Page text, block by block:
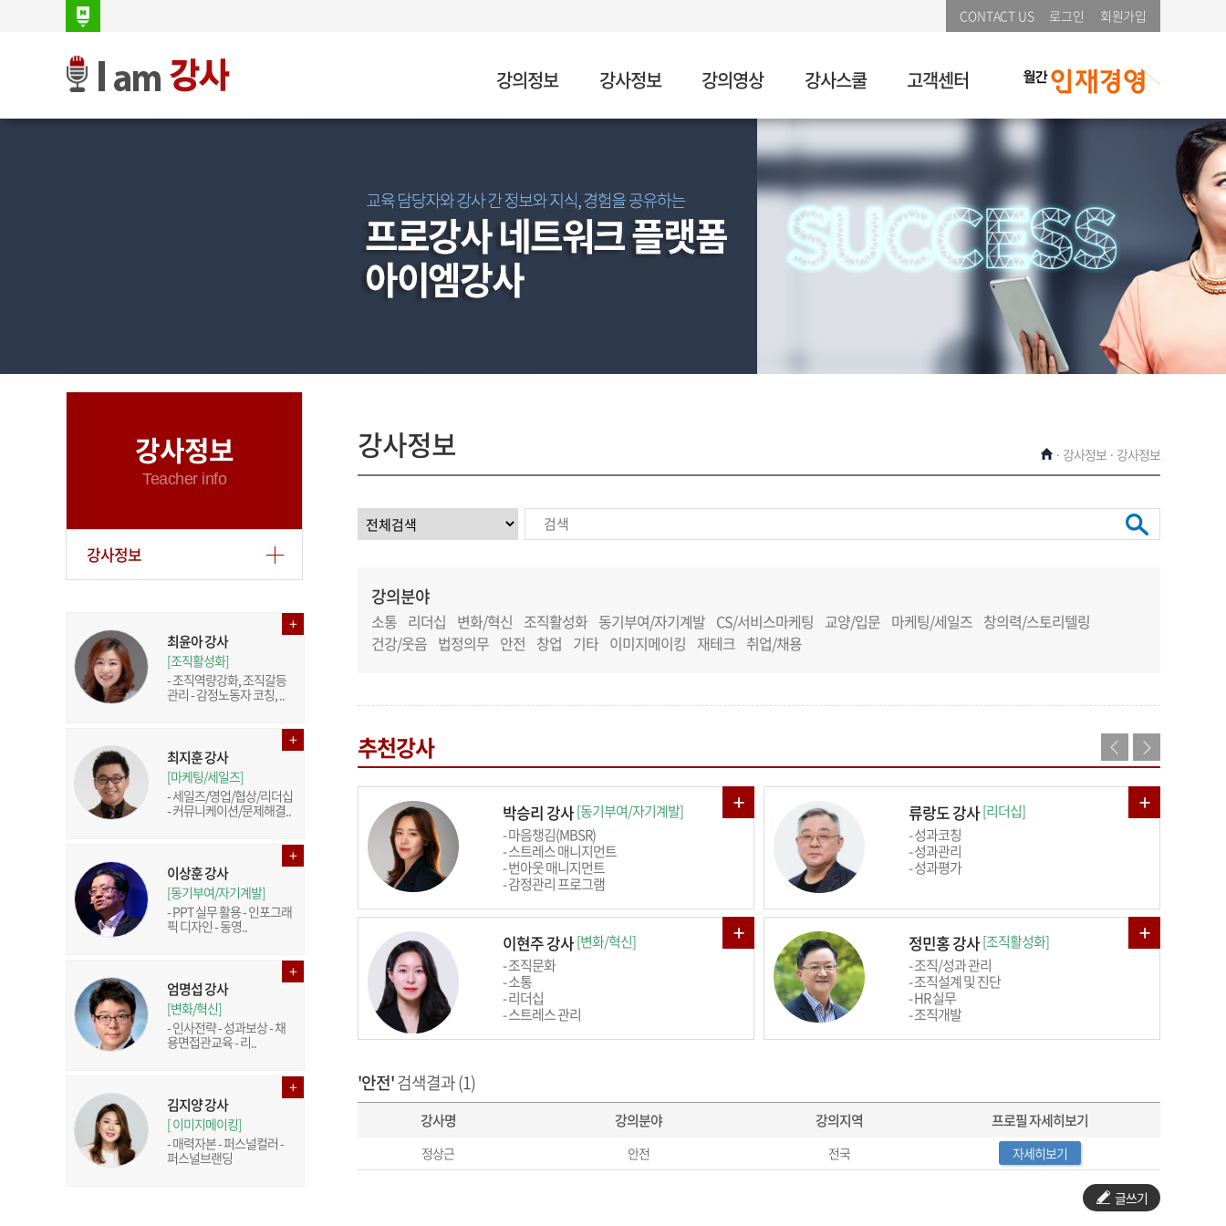
CONTACT US 로그인 회원가입
강의정보 강사정보 강의영상 강사스쿨 고객센터
강사정보
Teacher info
강사정보
최윤아 강사
[조직활성화]
- 조직역량강화, 조직갈등
관리 - 감정노동자 코칭, ..
최지훈 강사
[마케팅/세일즈]
- 세일즈/영업/협상/리더십
- 커뮤니케이션/문제해결..
이상훈 강사
[동기부여/자기계발]
- PPT 실무 활용 - 인포그래
픽 디자인 - 동영..
엄명섭 강사
[변화/혁신]
- 인사전략 - 성과보상 - 채
용면접관교육 - 리..
김지양 강사
[ 이미지메이킹]
- 매력자본 - 퍼스널컬러 -
퍼스널브랜딩
강사정보 · 강사정보 · 강사정보
강의분야
소통 리더십 변화/혁신 조직활성화 동기부여/자기계발 CS/서비스마케팅 교양/입문 마케팅/세일즈 창의력/스토리텔링
건강/웃음 법정의무 안전 창업 기타 이미지메이킹 재테크 취업/채용
추천강사
박승리 강사[동기부여/자기계발]
- 마음챙김(MBSR)
- 스트레스 매니지먼트
- 번아웃 매니지먼트
- 감정관리 프로그램
류랑도 강사[리더십]
- 성과코칭
- 성과관리
- 성과평가
이현주 강사[변화/혁신]
- 조직문화
- 소통
- 리더십
- 스트레스 관리
정민홍 강사[조직활성화]
- 조직/성과 관리
- 조직설계 및 진단
- HR 실무
- 조직개발
'안전'검색결과 (1)
강사명 강의분야 강의지역 프로필 자세히보기
정상근 안전 전국 자세히보기
글쓰기